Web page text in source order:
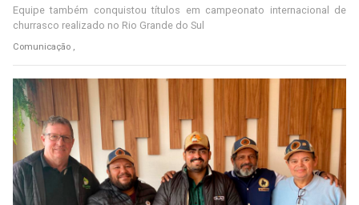
Equipe também conquistou títulos em campeonato internacional de
churrasco realizado no Rio Grande do Sul
Comunicação ,